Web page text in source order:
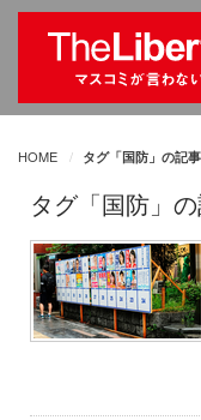
HOME タグ「国防」の記
タグ「国防」